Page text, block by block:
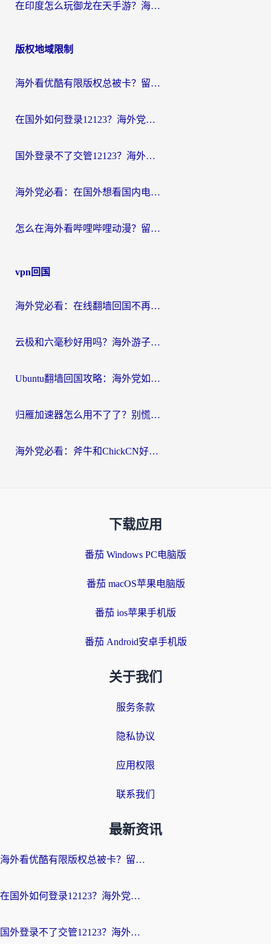
在印度怎么玩御龙在天手游？海外党畅玩国服的终极生存指南
版权地域限制
海外看优酷有限版权总被卡？留学生亲测有效的回国加速器选择指南
在国外如何登录12123？海外党必备的回国加速实用指南
国外登录不了交管12123？海外华人亲测有效的回国加速器选择指南
海外党必看：在国外想看国内电视剧用什么软件？3步解决地域限制
怎么在海外看哔哩哔哩动漫？留学生亲测有效的回国加速方案
vpn回国
海外党必看：在线翻墙回国不再难！教你选对加速器无缝刷国内资源
云极和六毫秒好用吗？海外游子解锁国内资源的真实答案
Ubuntu翻墙回国攻略：海外党如何选对加速器，无缝刷国内剧玩游戏？
归雁加速器怎么用不了了？别慌，这篇指南教你如何丝滑“回家”
海外党必看：斧牛和ChickCN好用吗？3款热门加速器实测+番茄加速器深度体验
下载应用
番茄 Windows PC电脑版
番茄 macOS苹果电脑版
番茄 ios苹果手机版
番茄 Android安卓手机版
关于我们
服务条款
隐私协议
应用权限
联系我们
最新资讯
海外看优酷有限版权总被卡？留学生亲测有效的回国加速器选择指南
在国外如何登录12123？海外党必备的回国加速实用指南
国外登录不了交管12123？海外华人亲测有效的回国加速器选择指南